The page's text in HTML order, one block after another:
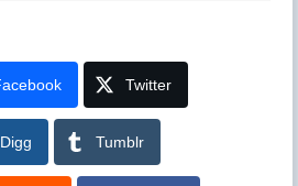
Twitter
Digg Tumblr